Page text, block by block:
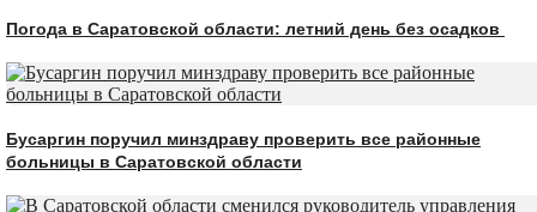
Погода в Саратовской области: летний день без осадков
Бусаргин поручил минздраву проверить все районные
больницы в Саратовской области